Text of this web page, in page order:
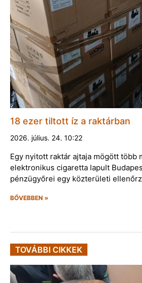
18 ezer tiltott íz a raktárban
2026. július. 24. 10:22
Egy nyitott raktár ajtaja mögött több
elektronikus cigaretta lapult
pénzügyőrei egy közterületi
BŐVEBBEN »
TOVÁBBI CIKKEK